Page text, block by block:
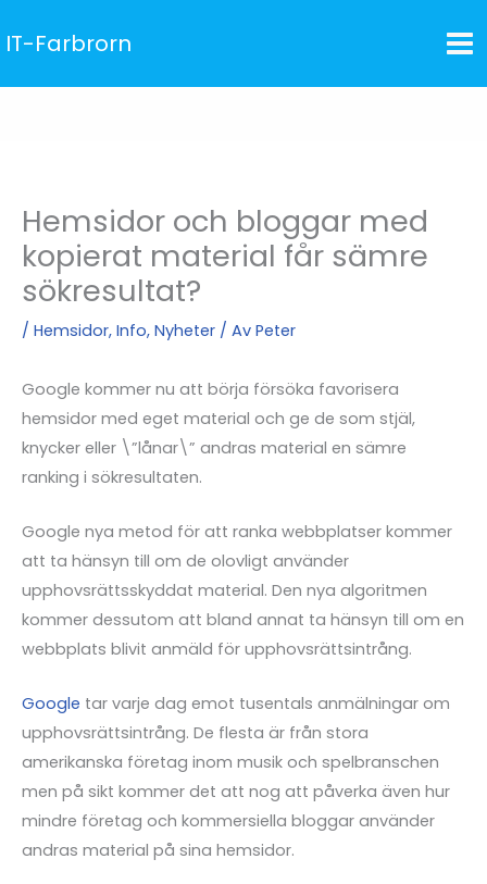
tillIT-Farbrorn
Hemsidor och bloggar med
kopierat material får sämre
sökresultat?
/ Hemsidor, Info, Nyheter / Av Peter
Google kommer nu att börja försöka favorisera
hemsidor med eget material och ge de som stjäl,
knycker eller \”lånar\” andras material en sämre
ranking i sökresultaten.
Google nya metod för att ranka webbplatser kommer
att ta hänsyn till om de olovligt använder
upphovsrättsskyddat material. Den nya algoritmen
kommer dessutom att bland annat ta hänsyn till om en
webbplats blivit anmäld för upphovsrättsintrång.
Google tar varje dag emot tusentals anmälningar om
upphovsrättsintrång. De flesta är från stora
amerikanska företag inom musik och spelbranschen
men på sikt kommer det att nog att påverka även hur
mindre företag och kommersiella bloggar använder
andras material på sina hemsidor.